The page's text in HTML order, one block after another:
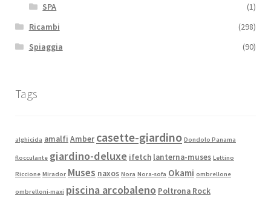
SPA
(1)
Ricambi
(298)
Spiaggia
(90)
Tags
alghicida amalfi Amber casette-giardino Dondolo Panama
flocculante giardino-deluxe ifetch lanterna-muses Lettino
Riccione Mirador Muses naxos Nora Nora-sofa Okami ombrellone
ombrelloni-maxi piscina arcobaleno Poltrona Rock